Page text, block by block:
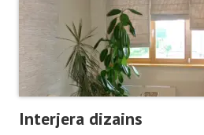
Interjera dizains